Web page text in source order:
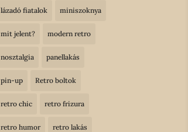
lázadó fiatalok miniszoknya
mit jelent? modern retro
nosztalgia panellakás
pin-up Retro boltok
retro chic retro frizura
retro humor retro lakás